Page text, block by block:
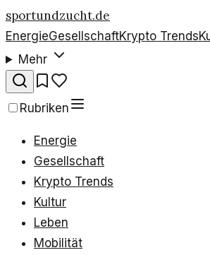
sportundzucht.de
EnergieGesellschaftKrypto Trends
Mehr
Rubriken
Energie
Gesellschaft
Krypto Trends
Kultur
Leben
Mobilität